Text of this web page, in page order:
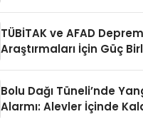
TÜBİTAK ve AFAD Deprem
Araştırmaları İçin Güç
Bolu Dağı Tüneli’nde
Alarmı: Alevler İçinde